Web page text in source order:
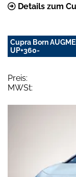
Details zum
Cupra Born
UP+360-
Preis:
MWSt: